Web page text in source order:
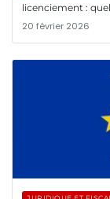
licenciement :
20 février 2026